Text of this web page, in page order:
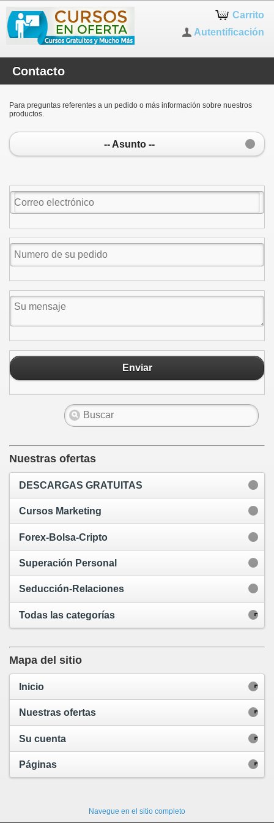
Carrito
Autentificación
Contacto
Para preguntas referentes a un pedido o más información sobre nuestros
productos.
-- Asunto --
Enviar
Nuestras ofertas
DESCARGAS GRATUITAS
Cursos Marketing
Forex-Bolsa-Cripto
Superación Personal
Seducción-Relaciones
Todas las categorías
Mapa del sitio
Inicio
Nuestras ofertas
Su cuenta
Páginas
Navegue en el sitio completo